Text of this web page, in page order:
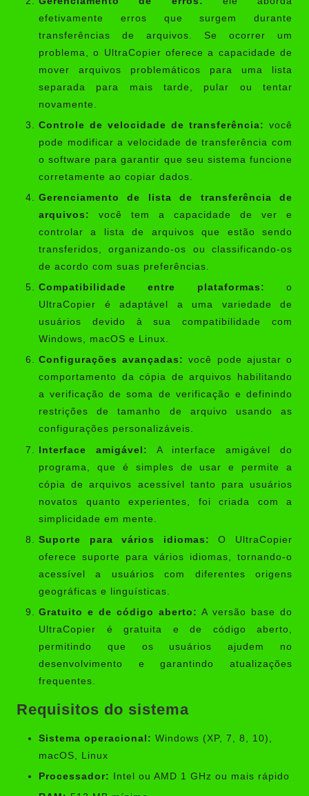
efetivamente erros que surgem durante
transferências de arquivos. Se ocorrer um
problema, o UltraCopier oferece a capacidade de
mover arquivos problemáticos para uma lista
separada para mais tarde, pular ou tentar
novamente.
Controle de velocidade de transferência: você
pode modificar a velocidade de transferência com
o software para garantir que seu sistema funcione
corretamente ao copiar dados.
Gerenciamento de lista de transferência de
arquivos:
você tem a capacidade de ver e
controlar a lista de arquivos que estão sendo
transferidos, organizando-os ou classificando-os
de acordo com suas preferências.
Compatibilidade entre plataformas:
o
UltraCopier é adaptável a uma variedade de
usuários devido à sua compatibilidade com
Windows, macOS e Linux.
Configurações avançadas: você pode ajustar o
comportamento da cópia de arquivos habilitando
a verificação de soma de verificação e definindo
restrições de tamanho de arquivo usando as
configurações personalizáveis.
Interface amigável:
A interface amigável do
programa, que é simples de usar e permite a
cópia de arquivos acessível tanto para usuários
novatos quanto experientes, foi criada com a
simplicidade em mente.
Suporte para vários idiomas:
O UltraCopier
oferece suporte para vários idiomas, tornando-o
acessível a usuários com diferentes origens
geográficas e linguísticas.
Gratuito e de código aberto: A versão base do
UltraCopier é gratuita e de código aberto,
permitindo que os usuários ajudem no
desenvolvimento e garantindo atualizações
frequentes.
Requisitos do sistema
Sistema operacional: Windows (XP, 7, 8, 10),
macOS, Linux
Processador: Intel ou AMD 1 GHz ou mais rápido